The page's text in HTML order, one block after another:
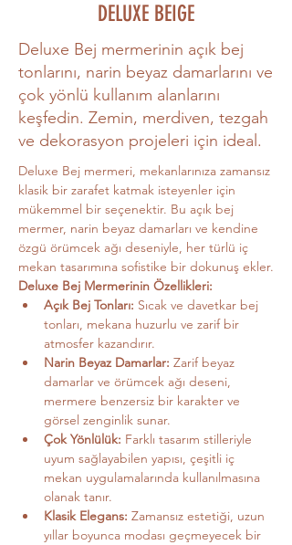
DELUXE BEIGE
Deluxe Bej mermerinin açık bej
tonlarını, narin beyaz damarlarını ve
çok yönlü kullanım alanlarını
keşfedin. Zemin, merdiven, tezgah
ve dekorasyon projeleri için ideal.
Deluxe Bej mermeri, mekanlarınıza zamansız
klasik bir zarafet katmak isteyenler için
mükemmel bir seçenektir. Bu açık bej
mermer, narin beyaz damarları ve kendine
özgü örümcek ağı deseniyle, her türlü iç
mekan tasarımına sofistike bir dokunuş ekler.
Deluxe Bej Mermerinin Özellikleri:
Açık Bej Tonları: Sıcak ve davetkar bej
tonları, mekana huzurlu ve zarif bir
atmosfer kazandırır.
Narin Beyaz Damarlar: Zarif beyaz
damarlar ve örümcek ağı deseni,
mermere benzersiz bir karakter ve
görsel zenginlik sunar.
Çok Yönlülük: Farklı tasarım stilleriyle
uyum sağlayabilen yapısı, çeşitli iç
mekan uygulamalarında kullanılmasına
olanak tanır.
Klasik Elegans: Zamansız estetiği, uzun
yıllar boyunca modası geçmeyecek bir